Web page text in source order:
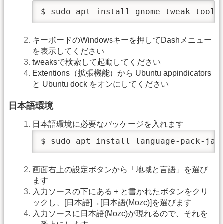
$ sudo apt install gnome-tweak-tool
キーボードのWindowsキーを押してDashメニュー
を表示してください
tweaksで検索して起動してください
Extentions（拡張機能）から Ubuntu appindicators
と Ubuntu dock をオンにしてください
日本語環境
日本語環境に必要なパッケージを入れます
$ sudo apt install language-pack-ja-
画面右上の設定ボタンから「地域と言語」を選び
ます
入力ソースの下にある + と書かれたボタンをクリ
ックし、[日本語]→[日本語(Mozc)]を選びます
入力ソースに日本語(Mozc)が現れるので、それを